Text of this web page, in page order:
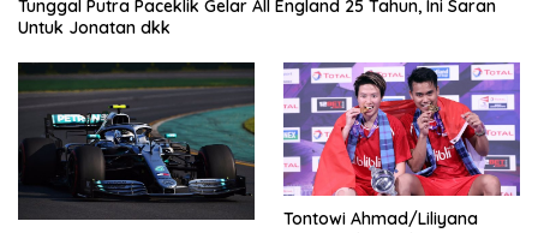
Tunggal Putra Paceklik Gelar All England 25 Tahun, Ini Saran
Untuk Jonatan dkk
Tontowi Ahmad/Liliyana